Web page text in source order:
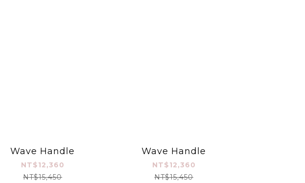
Wave Handle
NT$12,360
NT$15,450
Wave Handle
NT$12,360
NT$15,450